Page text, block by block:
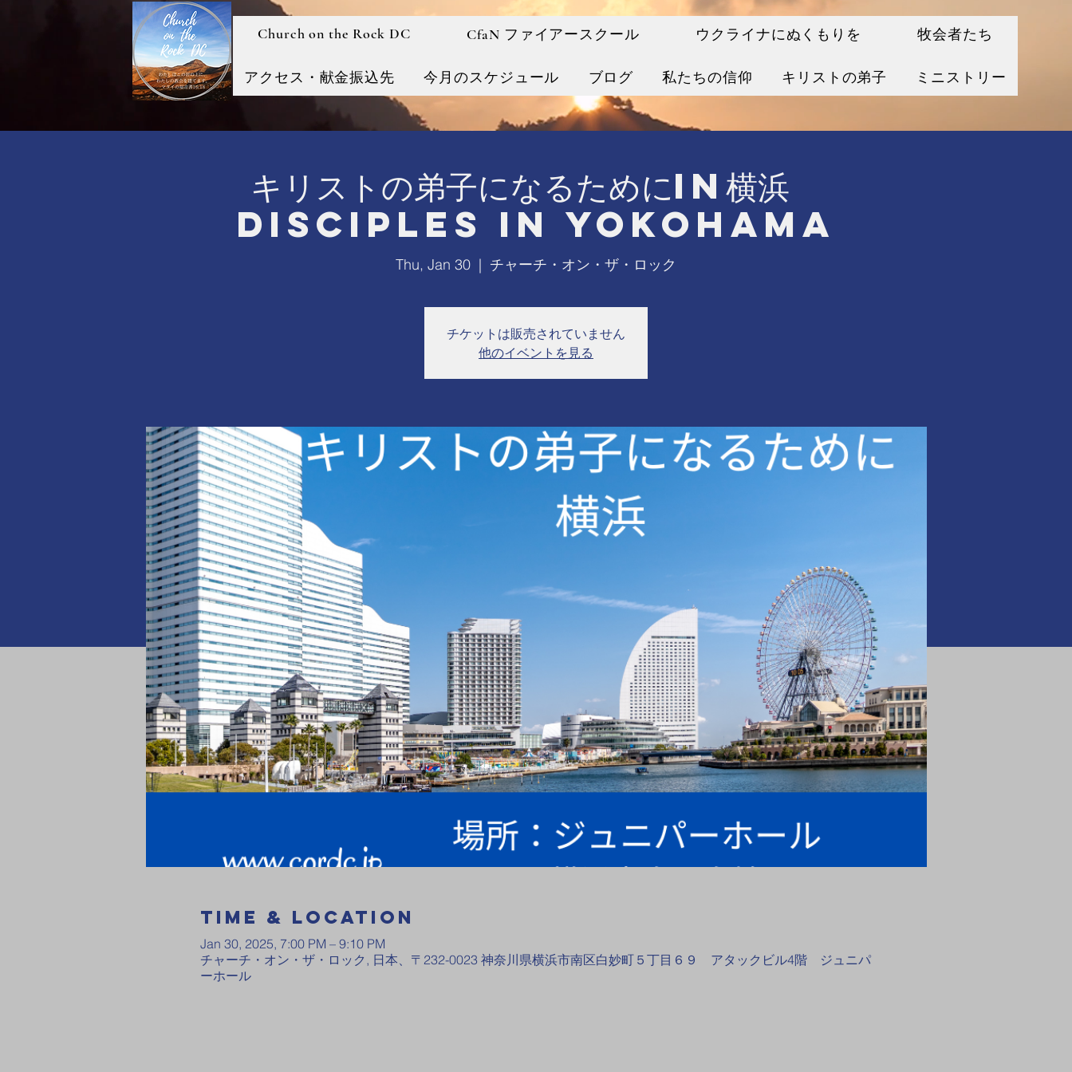
Church on the Rock DC CfaN ファイアースクール ウクライナにぬくもりを 牧会者たち
アクセス・献金振込先 今月のスケジュール ブログ 私たちの信仰 キリストの弟子 ミニストリー
キリストの弟子になるためにin横浜
Disciples in Yokohama
Thu, Jan 30
  |
チャーチ・オン・ザ・ロック
チケットは販売されていません
他のイベントを見る
Time & Location
Jan 30, 2025, 7:00 PM – 9:10 PM
チャーチ・オン・ザ・ロック, 日本、〒232-0023 神奈川県横浜市南区白妙町５丁目６９ アタックビル4階 ジュニパ
ーホール